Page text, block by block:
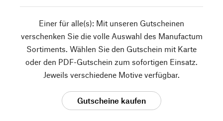
Einer für alle(s): Mit unseren Gutscheinen
verschenken Sie die volle Auswahl des Manufactum
Sortiments. Wählen Sie den Gutschein mit Karte
oder den PDF-Gutschein zum sofortigen Einsatz.
Jeweils verschiedene Motive verfügbar.
Gutscheine kaufen